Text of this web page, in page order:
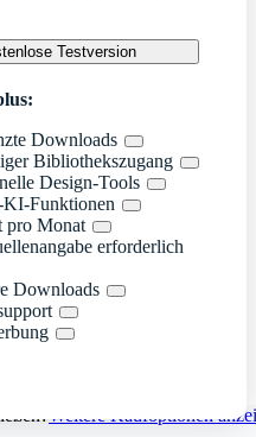
Testversion
Downloads
Bibliothekszugang
Design-Tools
KI-Funktionen
pro Monat
erforderlich
Downloads
Weitere Kaufoptionen